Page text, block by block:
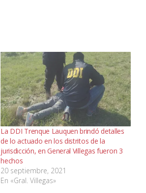
La DDI Trenque Lauquen brindó detalles
de lo actuado en los distritos de la
jurisdicción, en General Villegas fueron 3
hechos
20 septiembre, 2021
En «Gral. Villegas»